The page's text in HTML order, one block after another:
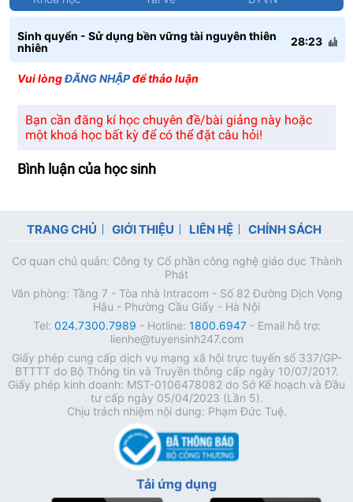
Sinh quyển - Sử dụng bền vững tài nguyên thiên
nhiên
28:23
Vui lòngĐĂNG NHẬPđể thảo luận
Bạn cần đăng kí học chuyên đề/bài giảng này hoặc
một khoá học bất kỳ để có thể đặt câu hỏi!
Bình luận của học sinh
TRANG CHỦ GIỚI THIỆU LIÊN HỆ CHÍNH SÁCH
Cơ quan chủ quản: Công ty Cổ phần công nghệ giáo dục Thành
Phát
Văn phòng: Tầng 7 - Tòa nhà Intracom - Số 82 Đường Dịch Vọng
Hậu - Phường Cầu Giấy - Hà Nội
Tel: 024.7300.7989 - Hotline: 1800.6947- Email hỗ trợ:
lienhe@tuyensinh247.com
Giấy phép cung cấp dịch vụ mạng xã hội trực tuyến số 337/GP-
BTTTT do Bộ Thông tin và Truyền thông cấp ngày 10/07/2017.
Giấy phép kinh doanh: MST-0106478082 do Sở Kế hoạch và Đầu
tư cấp ngày 05/04/2023 (Lần 5).
Chịu trách nhiệm nội dung: Phạm Đức Tuệ.
Tải ứng dụng